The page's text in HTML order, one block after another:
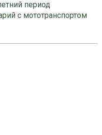
период
с мототранспортом